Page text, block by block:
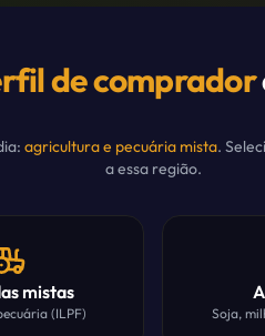
de comprador
: agricultura e pecuária mista.
a essa região.
mistas
(ILPF) Soja,